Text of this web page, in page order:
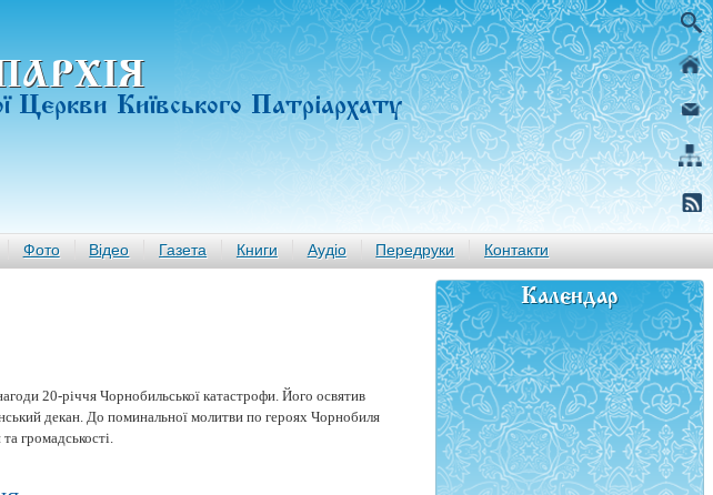
Церкви Київського Патріархату
Фото Відео Газета Книги Аудіо Передруки Контакти
20-річчя Чорнобильської катастрофи. Його освятив
декан. До поминальної молитви по героях Чорнобиля
громадськості.
Календар